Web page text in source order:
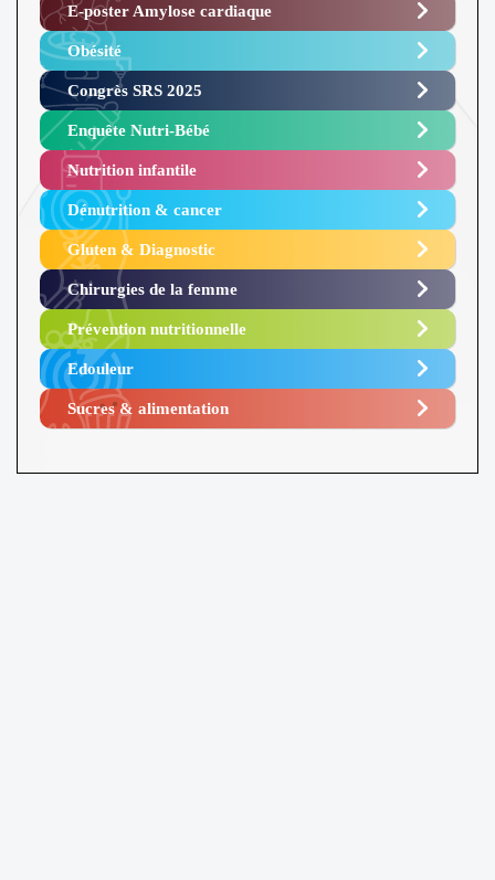
E-poster Amylose cardiaque ​
Obésité ​
Congrès SRS 2025 ​
Enquête Nutri-Bébé ​
Nutrition infantile
Dénutrition & cancer
Gluten & Diagnostic
Chirurgies de la femme
Prévention nutritionnelle
Edouleur​
Sucres & alimentation​